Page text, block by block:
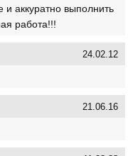
и аккуратно выполнить
работа!!!
24.02.12
21.06.16